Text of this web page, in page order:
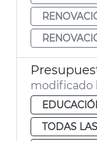
modificado
TODAS